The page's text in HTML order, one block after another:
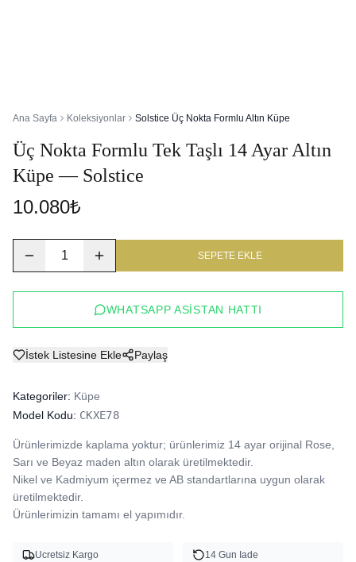
Ana Sayfa Koleksiyonlar Solstice Üç Nokta Formlu Altın Küpe
Üç Nokta Formlu Tek Taşlı 14 Ayar Altın
Küpe — Solstice
10.080₺
1 SEPETE EKLE
WHATSAPP ASISTAN HATTI
İstek Listesine Ekle Paylaş
Kategoriler: Küpe
Model Kodu: CKXE78
Ürünlerimizde kaplama yoktur; ürünlerimiz 14 ayar orijinal Rose,
Sarı ve Beyaz maden altın olarak üretilmektedir.
Nikel ve Kadmiyum içermez ve AB standartlarına uygun olarak
üretilmektedir.
Ürünlerimizin tamamı el yapımıdır.
Ucretsiz Kargo 14 Gun Iade